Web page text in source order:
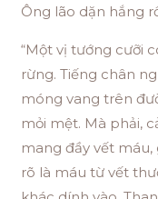
Ông lão dặn hắng
“Một vị tướng cưỡi
rừng. Tiếng chân
móng vang trên
mỏi mệt. Mà phải,
mang đầy vết
rõ là máu từ vết